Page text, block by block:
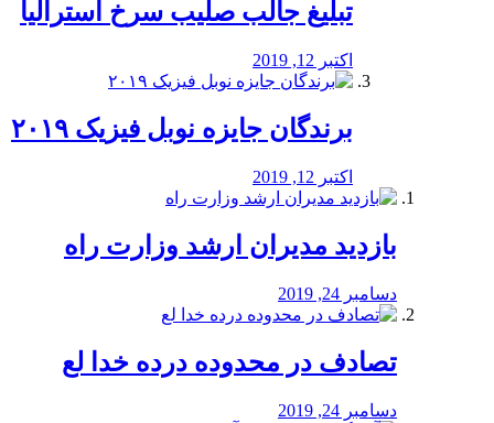
تبلیغ جالب صلیب سرخ استرالیا
اکتبر 12, 2019
برندگان جایزه نوبل فیزیک ۲۰۱۹
اکتبر 12, 2019
بازدید مدیران ارشد وزارت راه
دسامبر 24, 2019
تصادف در محدوده درده خدا لع
دسامبر 24, 2019